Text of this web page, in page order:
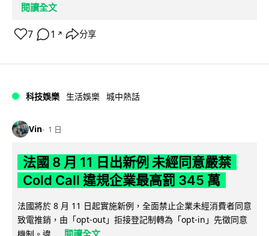
閱讀全文
7 1 ↗ 分享
科技娛樂 生活娛樂 城中熱話
Vin 1 日
法國 8 月 11 日出新例 未經同意嚴禁
Cold Call 違規企業最高罰 345 萬
法國將於 8 月 11 日起實施新例，全面禁止企業未經消費者同意
致電推銷，由「opt-out」拒接登記制轉為「opt-in」先徵同意
閱讀全文